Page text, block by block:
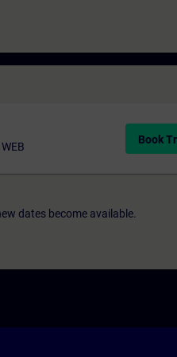
WEB
Book
dates become available.